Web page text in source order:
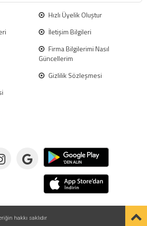
Hızlı Üyelik Oluştur
İletişim Bilgileri
Firma Bilgilerimi Nasıl
Güncellerim
Gizlilik Sözleşmesi
hakkı saklıdır